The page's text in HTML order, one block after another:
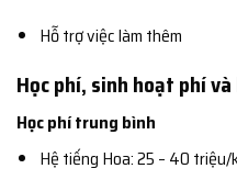
Hỗ trợ việc làm thêm
Học phí, sinh hoạt phí
Học phí trung bình
Hệ tiếng Hoa: 25 – 40 triệu/